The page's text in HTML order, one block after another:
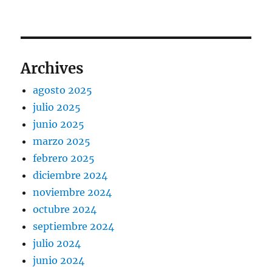
Archives
agosto 2025
julio 2025
junio 2025
marzo 2025
febrero 2025
diciembre 2024
noviembre 2024
octubre 2024
septiembre 2024
julio 2024
junio 2024